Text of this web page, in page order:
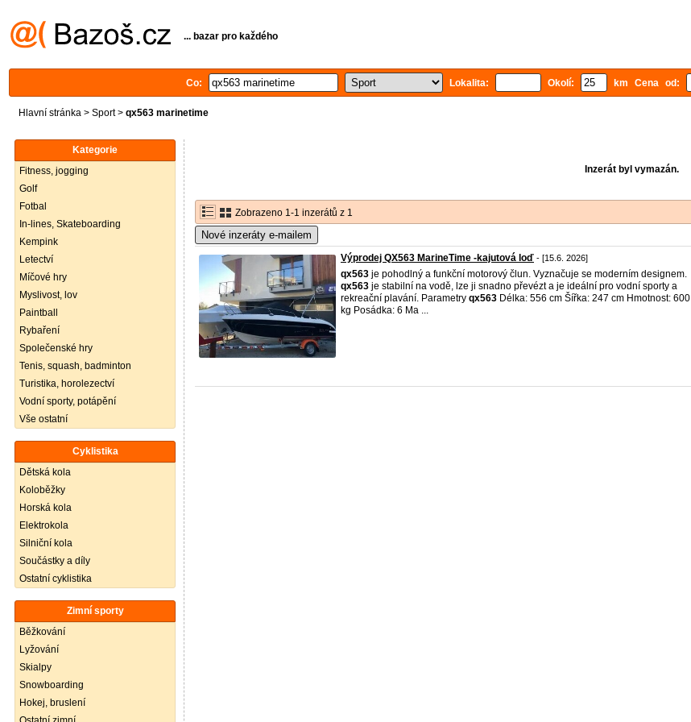
... bazar pro každého
Co: Lokalita: Okolí: km Cena od:
Hlavní stránka > Sport> qx563 marinetime
Kategorie
Fitness, jogging
Golf
Fotbal
In-lines, Skateboarding
Kempink
Letectví
Míčové hry
Myslivost, lov
Paintball
Rybaření
Společenské hry
Tenis, squash, badminton
Turistika, horolezectví
Vodní sporty, potápění
Vše ostatní
Cyklistika
Dětská kola
Koloběžky
Horská kola
Elektrokola
Silniční kola
Součástky a díly
Ostatní cyklistika
Zimní sporty
Běžkování
Lyžování
Skialpy
Snowboarding
Hokej, bruslení
Inzerát byl vymazán.
Zobrazeno 1-1 inzerátů z 1
Nové inzeráty e-mailem
Výprodej QX563 MarineTime -kajutová loď - [15.6. 2026]
qx563 je pohodlný a funkční motorový člun. Vyznačuje se moderním designem.
qx563 je stabilní na vodě, lze ji snadno převézt a je ideální pro vodní sporty a
rekreační plavání. Parametry qx563 Délka: 556 cm Šířka: 247 cm Hmotnost: 600
kg Posádka: 6 Ma ...